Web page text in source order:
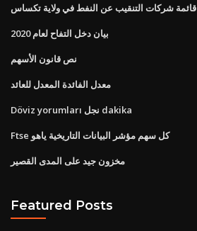
قائمة شركات التنقيب عن النفط في ولاية تكساس
بيان دخل التفاح لعام 2020
نص قانون الأسهم
معدل الفائدة المعدل للعائد
Döviz yorumları نجل dakika
Ftse كل سهم مؤشر البيانات التاريخية ياهو
مخزون جيد على المدى القصير
Featured Posts